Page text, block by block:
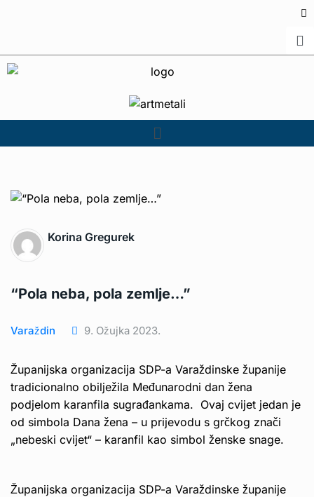
Korina Gregurek
“Pola neba, pola zemlje…”
Varaždin 9. Ožujka 2023.
Županijska organizacija SDP-a Varaždinske županije
tradicionalno obilježila Međunarodni dan žena
podjelom karanfila sugrađankama. Ovaj cvijet jedan je
od simbola Dana žena – u prijevodu s grčkog znači
„nebeski cvijet“ – karanfil kao simbol ženske snage.
Županijska organizacija SDP-a Varaždinske županije